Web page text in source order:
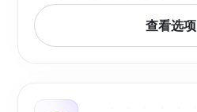
查看选项